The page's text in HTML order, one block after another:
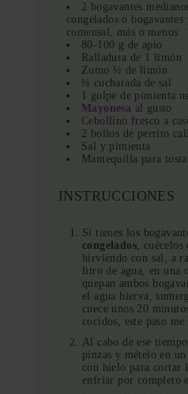
2 bogavantes
congelados o
comensal, más o menos
80-100 g de apio
Ralladura de 1 limón
Zumo ½ de limón
¼ cucharada de sal
1 golpe de pimienta
Mayonesa al gusto
Cebollino fresco a
2 bollos de perrito
Sal y pimienta
Mantequilla para
INSTRUCCIONES
Si tienes los
congelados, cuécelos
hirviendo con sal, a
litro de agua, en una
quepan ambos
el agua hierva,
cuece unos 20
cocidos, este paso
Al cabo de ese
pinzas y mételo en
con hielo para cortar
enfriar por completo